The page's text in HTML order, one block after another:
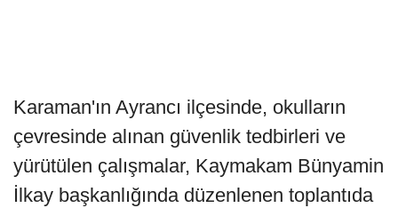
Karaman'ın Ayrancı ilçesinde, okulların
çevresinde alınan güvenlik tedbirleri ve
yürütülen çalışmalar, Kaymakam Bünyamin
İlkay başkanlığında düzenlenen toplantıda